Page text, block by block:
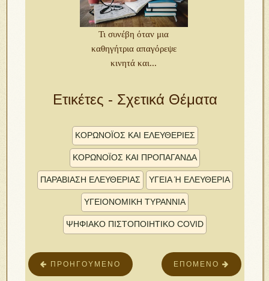
Τι συνέβη όταν μια
καθηγήτρια απαγόρεψε
κινητά και...
Ετικέτες - Σχετικά Θέματα
ΚΟΡΩΝΟΪΌΣ ΚΑΙ ΕΛΕΥΘΕΡΊΕΣ
ΚΟΡΩΝΟΪΟΣ ΚΑΙ ΠΡΟΠΑΓΑΝΔΑ
ΠΑΡΑΒΙΑΣΗ ΕΛΕΥΘΕΡΙΑΣ ΥΓΕΙΑ Ή ΕΛΕΥΘΕΡΙΑ
ΥΓΕΙΟΝΟΜΙΚΗ ΤΥΡΑΝΝΙΑ
ΨΗΦΙΑΚΌ ΠΙΣΤΟΠΟΙΗΤΙΚΌ COVID
ΕΠΌΜΕΝΟ
ΠΡΟΗΓΟΎΜΕΝΟ